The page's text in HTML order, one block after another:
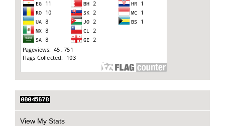
View My Stats